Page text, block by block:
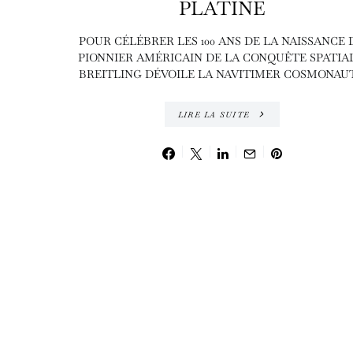
PLATINE
POUR CÉLÉBRER LES 100 ANS DE LA NAISSANCE
PIONNIER AMÉRICAIN DE LA CONQUÊTE
BREITLING DÉVOILE LA NAVITIMER
LIRE LA SUITE